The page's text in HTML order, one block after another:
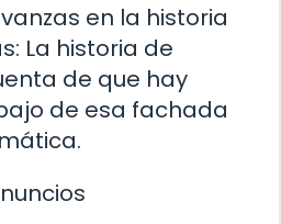
en la historia
La historia de
de que hay
de esa fachada